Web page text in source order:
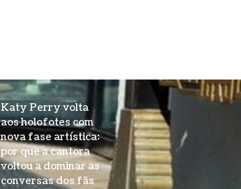
Katy Perry volta
aos holofotes com
nova fase artística:
por que a cantora
voltou a dominar as
conversas dos fãs